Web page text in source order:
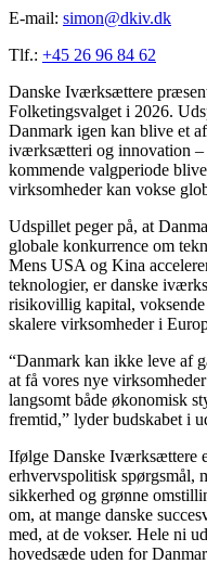
E-mail: simon@dkiv.dk
Tlf.: +45 26 96 84 62
Danske Iværksættere
Folketingsvalget i 2026.
Danmark igen kan blive et
iværksætteri og innovation –
kommende valgperiode
virksomheder kan vokse
Udspillet peger på, at
globale konkurrence om
Mens USA og Kina
teknologier, er danske
risikovillig kapital,
skalere virksomheder i
“Danmark kan ikke leve af
at få vores nye
langsomt både økonomisk
fremtid,” lyder budskabet i
Ifølge Danske Iværksættere
erhvervspolitisk spørgsmål,
sikkerhed og grønne
om, at mange danske
med, at de vokser. Hele ni
hovedsæde uden for